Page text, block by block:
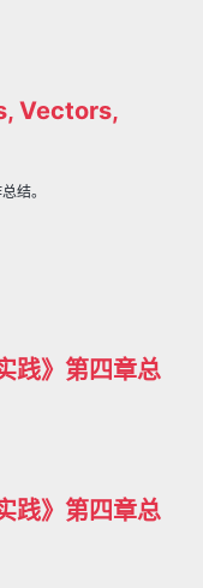
Vectors,
结。
践》第四章总
践》第四章总